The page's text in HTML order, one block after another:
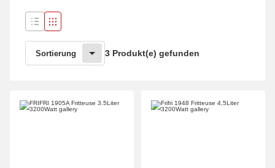
Sortierung 3 Produkt(e) gefunden